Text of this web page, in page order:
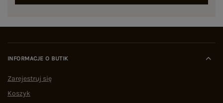
INFORMACJE O BUTIK
Zarejestruj się
Koszyk